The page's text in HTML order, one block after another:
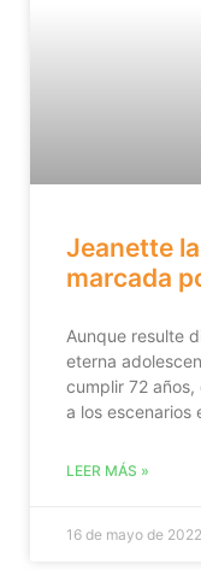
Jeanette
marcada
Aunque resulte
eterna
cumplir 72
a los escenarios
LEER MÁS »
16 de mayo de 2022